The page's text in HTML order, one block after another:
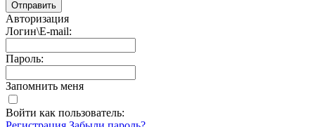
Авторизация
Логин\E-mail:
Пароль:
Запомнить меня
Войти как пользователь: